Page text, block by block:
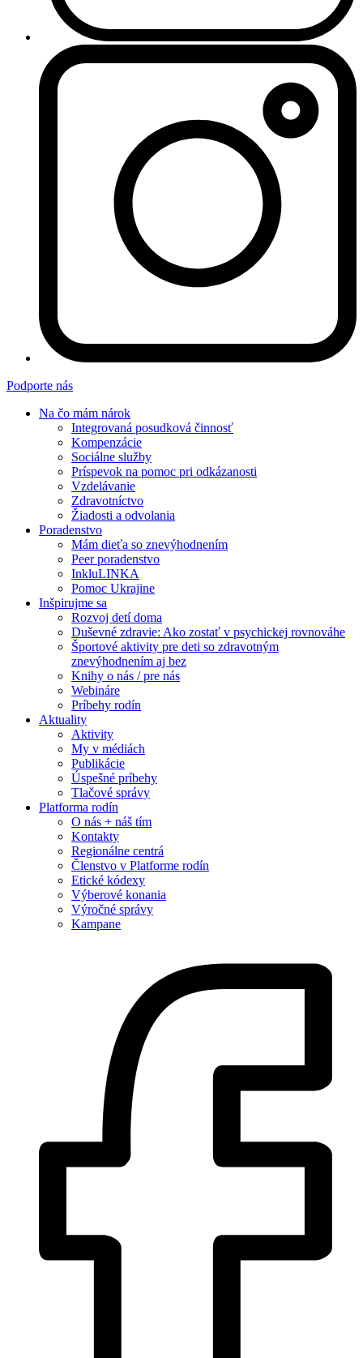
Podporte nás
Na čo mám nárok
Integrovaná posudková činnosť
Kompenzácie
Sociálne služby
Príspevok na pomoc pri odkázanosti
Vzdelávanie
Zdravotníctvo
Žiadosti a odvolania
Poradenstvo
Mám dieťa so znevýhodnením
Peer poradenstvo
InkluLINKA
Pomoc Ukrajine
Inšpirujme sa
Rozvoj detí doma
Duševné zdravie: Ako zostať v psychickej rovnováhe
Športové aktivity pre deti so zdravotným
znevýhodnením aj bez
Knihy o nás / pre nás
Webináre
Príbehy rodín
Aktuality
Aktivity
My v médiách
Publikácie
Úspešné príbehy
Tlačové správy
Platforma rodín
O nás + náš tím
Kontakty
Regionálne centrá
Členstvo v Platforme rodín
Etické kódexy
Výberové konania
Výročné správy
Kampane